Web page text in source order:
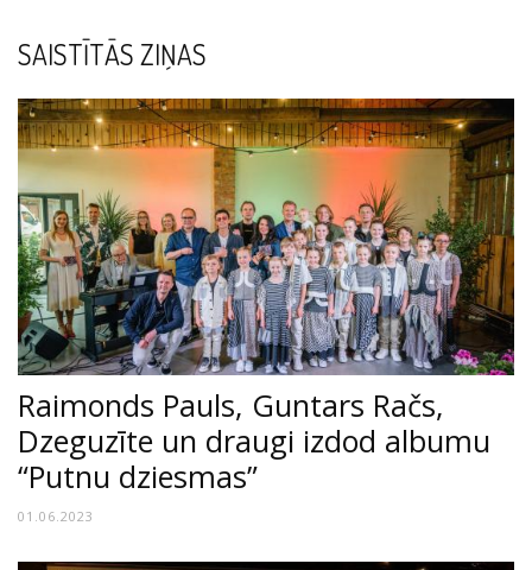
SAISTĪTĀS ZIŅAS
Raimonds Pauls, Guntars Račs,
Dzeguzīte un draugi izdod albumu
“Putnu dziesmas”
01.06.2023